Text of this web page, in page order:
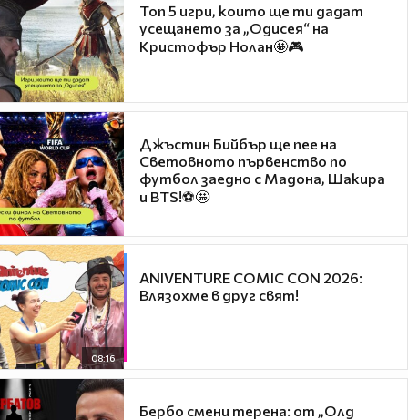
Топ 5 игри, които ще ти дадат
усещането за „Одисея“ на
Кристофър Нолан🤩🎮
Джъстин Бийбър ще пее на
Световното първенство по
футбол заедно с Мадона, Шакира
и BTS!⚽🤩
08:16
ANIVENTURE COMIC CON 2026:
Влязохме в друг свят!
Бербо смени терена: от „Олд